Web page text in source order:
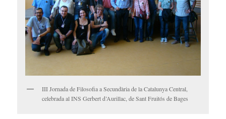
III Jornada de Filosofia a Secundària de la Catalunya Central,
celebrada al INS Gerbert d’Aurillac, de Sant Fruitós de Bages